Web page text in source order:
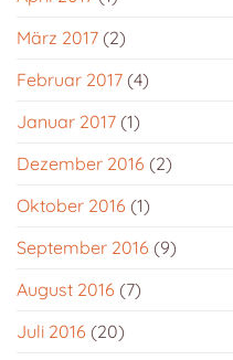
März 2017 (2)
Februar 2017 (4)
Januar 2017 (1)
Dezember 2016 (2)
Oktober 2016 (1)
September 2016 (9)
August 2016 (7)
Juli 2016 (20)